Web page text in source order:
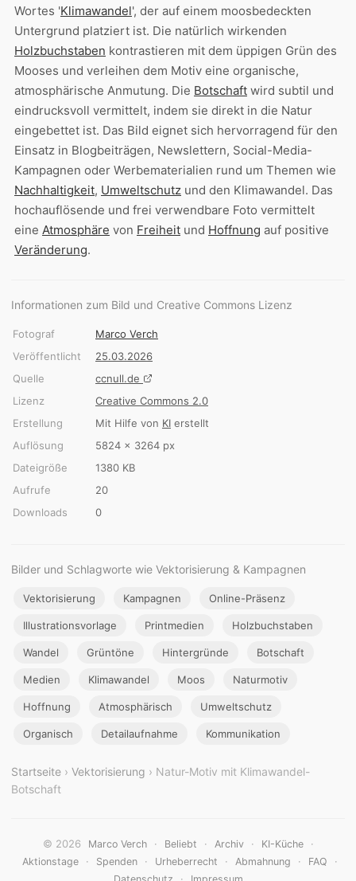
Wortes 'Klimawandel', der auf einem moosbedeckten
Untergrund platziert ist. Die natürlich wirkenden
Holzbuchstaben kontrastieren mit dem üppigen Grün des
Mooses und verleihen dem Motiv eine organische,
atmosphärische Anmutung. Die Botschaft wird subtil und
eindrucksvoll vermittelt, indem sie direkt in die Natur
eingebettet ist. Das Bild eignet sich hervorragend für den
Einsatz in Blogbeiträgen, Newslettern, Social-Media-
Kampagnen oder Werbematerialien rund um Themen wie
Nachhaltigkeit, Umweltschutz und den Klimawandel. Das
hochauflösende und frei verwendbare Foto vermittelt
eine Atmosphäre von Freiheit und Hoffnung auf positive
Veränderung.
Informationen zum Bild und Creative Commons Lizenz
Fotograf
Marco Verch
Veröffentlicht
25.03.2026
Quelle
ccnull.de
Lizenz
Creative Commons 2.0
Erstellung
Mit Hilfe von KI erstellt
Auflösung
5824 × 3264 px
Dateigröße
1380 KB
Aufrufe
20
Downloads
0
Bilder und Schlagworte wie Vektorisierung & Kampagnen
Vektorisierung Kampagnen Online-Präsenz
Illustrationsvorlage Printmedien Holzbuchstaben
Wandel Grüntöne Hintergründe Botschaft
Medien Klimawandel Moos Naturmotiv
Hoffnung Atmosphärisch Umweltschutz
Organisch Detailaufnahme Kommunikation
Startseite › Vektorisierung › Natur-Motiv mit Klimawandel-
Botschaft
© 2026 Marco Verch · Beliebt · Archiv · KI-Küche ·
Aktionstage · Spenden · Urheberrecht · Abmahnung · FAQ ·